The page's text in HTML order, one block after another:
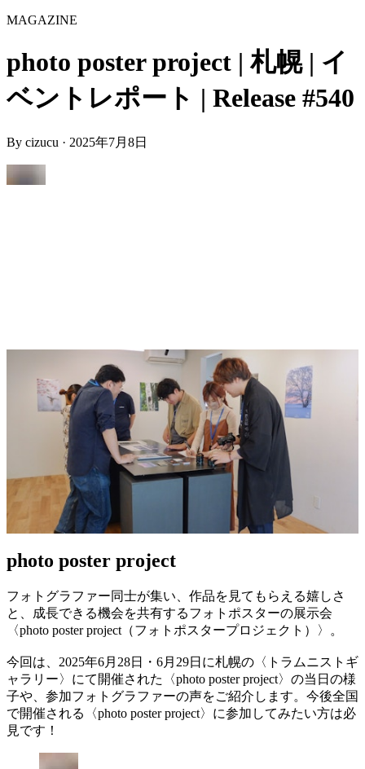
MAGAZINE
photo poster project | 札幌 | イ
ベントレポート | Release #540
By cizucu · 2025年7月8日
photo poster project
フォトグラファー同士が集い、作品を見てもらえる嬉しさ
と、成長できる機会を共有するフォトポスターの展示会
〈photo poster project（フォトポスタープロジェクト）〉。
今回は、2025年6月28日・6月29日に札幌の〈トラムニストギ
ャラリー〉にて開催された〈photo poster project〉の当日の様
子や、参加フォトグラファーの声をご紹介します。今後全国
で開催される〈photo poster project〉に参加してみたい方は必
見です！